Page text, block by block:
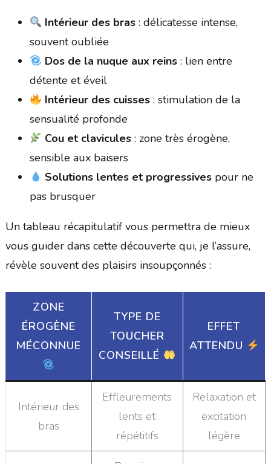
Intérieur des bras : délicatesse intense,
souvent oubliée
Dos de la nuque aux reins : lien entre
détente et éveil
Intérieur des cuisses : stimulation de la
sensualité profonde
Cou et clavicules : zone très érogène,
sensible aux baisers
Solutions lentes et progressives pour ne
pas brusquer
Un tableau récapitulatif vous permettra de mieux
vous guider dans cette découverte qui, je l’assure,
révèle souvent des plaisirs insoupçonnés :
ZONE
ÉROGÈNE
MÉCONNUE
TYPE DE
TOUCHER
CONSEILLÉ
EFFET
ATTENDU
Intérieur des
bras
Effleurements
lents et
répétitifs
Relaxation et
excitation
légère